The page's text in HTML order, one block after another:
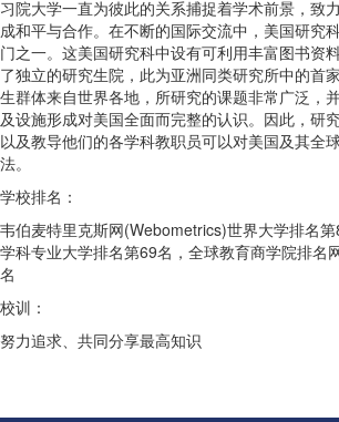
习院大学一直为彼此的关系捕捉着学术前景，致
成和平与合作。在不断的国际交流中，美国研究
门之一。这美国研究科中设有可利用丰富图书资
了独立的研究生院，此为亚洲同类研究所中的首
生群体来自世界各地，所研究的课题非常广泛，
及设施形成对美国全面而完整的认识。因此，研
以及教导他们的各学科教职员可以对美国及其全
法。
学校排名：
韦伯麦特里克斯网(Webometrics)世界大学排名
学科专业大学排名第69名，全球教育商学院排名
名
校训：
努力追求、共同分享最高知识